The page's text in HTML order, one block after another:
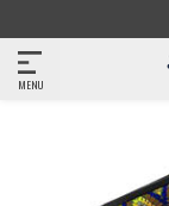
MENU